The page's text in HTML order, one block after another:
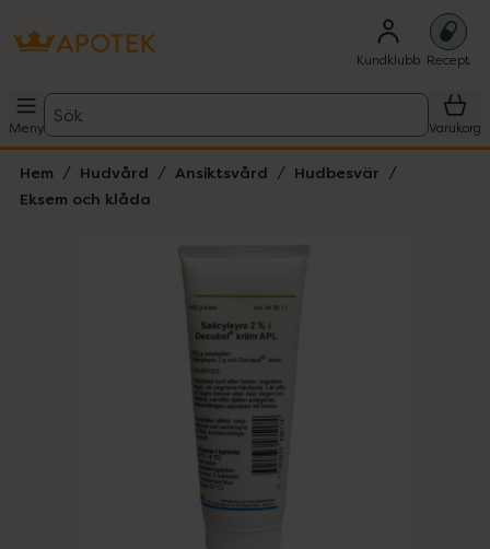
Kundklubb Recept
Meny
Sök
Varukorg
Hem Hudvård Ansiktsvård
Hudbesvär
Eksem och klåda